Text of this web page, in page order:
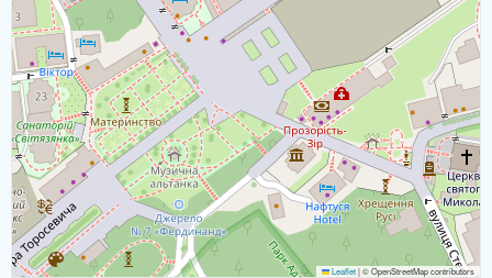
Leaflet|© OpenStreetMap contributors